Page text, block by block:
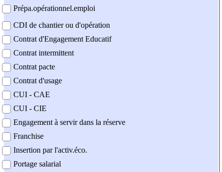
Prépa.opérationnel.emploi
CDI de chantier ou d'opération
Contrat d'Engagement Educatif
Contrat intermittent
Contrat pacte
Contrat d'usage
CUI - CAE
CUI - CIE
Engagement à servir dans la réserve
Franchise
Insertion par l'activ.éco.
Portage salarial